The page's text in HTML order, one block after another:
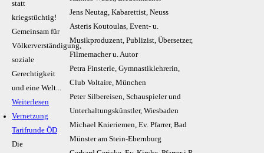
statt
kriegstüchtig!
Gemeinsam für
Völkerverständigung,
soziale
Gerechtigkeit
und eine Welt...
Weiterlesen
Vernetzung
Tarifrunde ÖD
Die
Jens Neutag, Kabarettist, Neuss
Asteris Koutoulas, Event- u.
Musikproduzent, Publizist, Übersetzer,
Filmemacher u. Autor
Petra Finsterle, Gymnastiklehrerin,
Club Voltaire, München
Peter Silbereisen, Schauspieler und
Unterhaltungskünstler, Wiesbaden
Michael Knieriemen, Ev. Pfarrer, Bad
Münster am Stein-Ebernburg